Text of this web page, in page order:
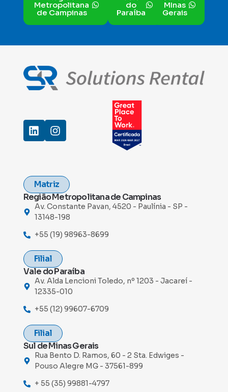
Metropolitana
de Campinas
do
Paraíba
MInas
Gerais
Matriz
Região Metropolitana de Campinas
Av. Constante Pavan, 4520 - Paulínia - SP -
13148-198
+55 (19) 98963-8699
Filial
Vale do Paraíba
Av. Alda Lencioni Toledo, nº 1203 - Jacareí -
12335-010
+55 (12) 99607-6709
Filial
Sul de Minas Gerais
Rua Bento D. Ramos, 60 - 2 Sta. Edwiges -
Pouso Alegre MG - 37561-899
+ 55 (35) 99881-4797